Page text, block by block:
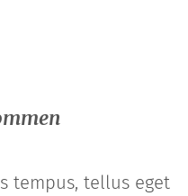
tempus, tellus eget